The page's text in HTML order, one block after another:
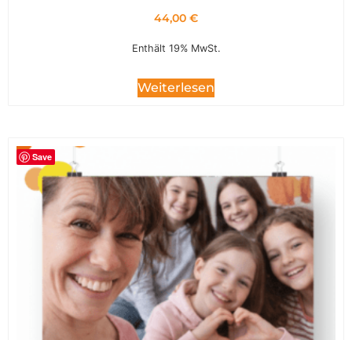
44,00 €
Enthält 19% MwSt.
Weiterlesen
Save